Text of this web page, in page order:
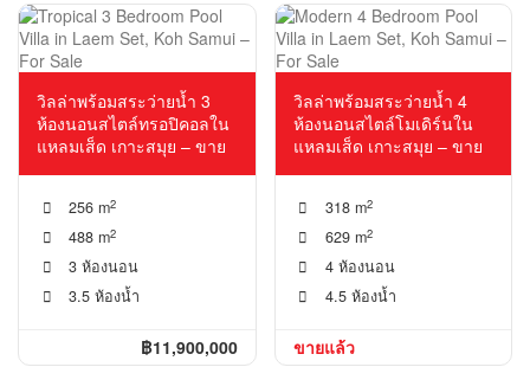
and enjoyable. I highly recommend Doctor Property
Real Estate to anyone looking for a real estate
agency that goes above and beyond to deliver
outstanding results. Their professionalism,
expertise, and exceptional service make them the
perfect choice for all your real estate needs.
วิลล่าพร้อมสระว่ายน้ำ 3
ห้องนอนสไตล์ทรอปิคอลใน
แหลมเส็ด เกาะสมุย – ขาย
256 m2
488 m2
3 ห้องนอน
3.5 ห้องน้ำ
฿11,900,000
วิลล่าพร้อมสระว่ายน้ำ 4
ห้องนอนสไตล์โมเดิร์นใน
แหลมเส็ด เกาะสมุย – ขาย
318 m2
629 m2
4 ห้องนอน
4.5 ห้องน้ำ
ขายแล้ว